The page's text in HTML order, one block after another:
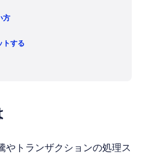
方
トする
トランザクションの処理ス